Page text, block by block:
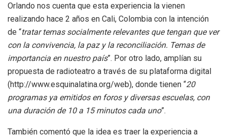
Orlando nos cuenta que esta experiencia la vienen
realizando hace 2 años en Cali, Colombia con la intención
de “tratar temas socialmente relevantes que tengan que ver
con la convivencia, la paz y la reconciliación. Temas de
importancia en nuestro país”. Por otro lado, amplían su
propuesta de radioteatro a través de su plataforma digital
(http://www.esquinalatina.org/web), donde tienen “20
programas ya emitidos en foros y diversas escuelas, con
una duración de 10 a 15 minutos cada uno”.
También comentó que la idea es traer la experiencia a